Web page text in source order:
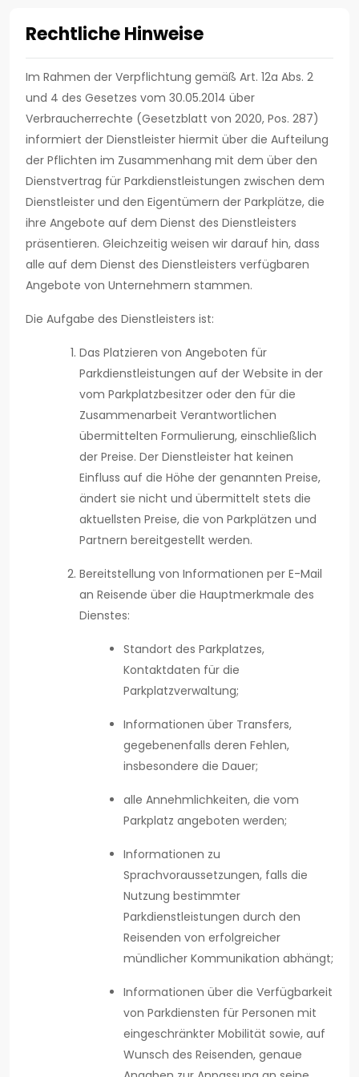
Rechtliche Hinweise
Im Rahmen der Verpflichtung gemäß Art. 12a Abs. 2
und 4 des Gesetzes vom 30.05.2014 über
Verbraucherrechte (Gesetzblatt von 2020, Pos. 287)
informiert der Dienstleister hiermit über die Aufteilung
der Pflichten im Zusammenhang mit dem über den
Dienstvertrag für Parkdienstleistungen zwischen dem
Dienstleister und den Eigentümern der Parkplätze, die
ihre Angebote auf dem Dienst des Dienstleisters
präsentieren. Gleichzeitig weisen wir darauf hin, dass
alle auf dem Dienst des Dienstleisters verfügbaren
Angebote von Unternehmern stammen.
Die Aufgabe des Dienstleisters ist:
Das Platzieren von Angeboten für
Parkdienstleistungen auf der Website in der
vom Parkplatzbesitzer oder den für die
Zusammenarbeit Verantwortlichen
übermittelten Formulierung, einschließlich
der Preise. Der Dienstleister hat keinen
Einfluss auf die Höhe der genannten Preise,
ändert sie nicht und übermittelt stets die
aktuellsten Preise, die von Parkplätzen und
Partnern bereitgestellt werden.
Bereitstellung von Informationen per E-Mail
an Reisende über die Hauptmerkmale des
Dienstes:
Standort des Parkplatzes,
Kontaktdaten für die
Parkplatzverwaltung;
Informationen über Transfers,
gegebenenfalls deren Fehlen,
insbesondere die Dauer;
alle Annehmlichkeiten, die vom
Parkplatz angeboten werden;
Informationen zu
Sprachvoraussetzungen, falls die
Nutzung bestimmter
Parkdienstleistungen durch den
Reisenden von erfolgreicher
mündlicher Kommunikation abhängt;
Informationen über die Verfügbarkeit
von Parkdiensten für Personen mit
eingeschränkter Mobilität sowie, auf
Wunsch des Reisenden, genaue